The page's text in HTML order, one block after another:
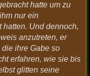
hatte um zu
nur ein
Und dennoch,
anzutreten, er
ihre Gabe so
erfahren, wie sie bis
glitten seine